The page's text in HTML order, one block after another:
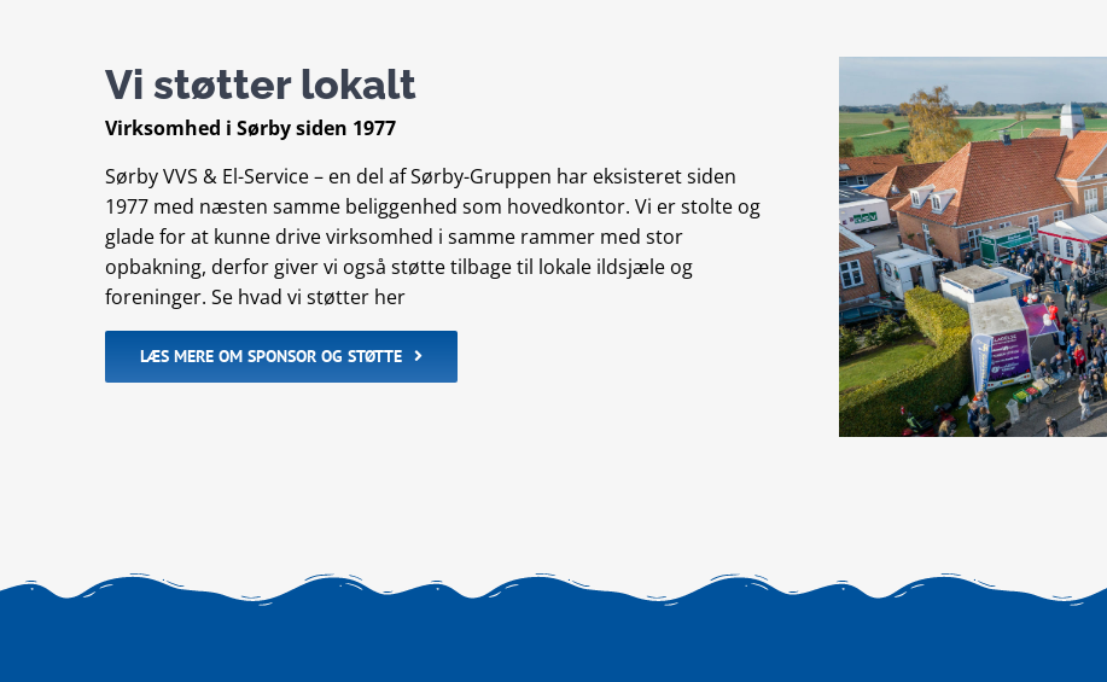
Vi støtter lokalt
Virksomhed i Sørby siden 1977
Sørby VVS & El-Service – en del af Sørby-Gruppen har eksisteret siden
1977 med næsten samme beliggenhed som hovedkontor. Vi er stolte og
glade for at kunne drive virksomhed i samme rammer med stor
opbakning, derfor giver vi også støtte tilbage til lokale ildsjæle og
foreninger. Se hvad vi støtter her
LÆS MERE OM SPONSOR OG STØTTE